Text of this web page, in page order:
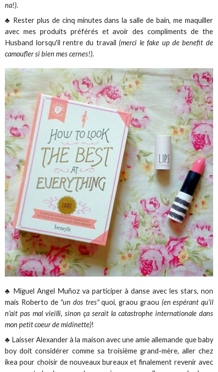
na!).
♣ Rester plus de cinq minutes dans la salle de bain, me maquiller
avec mes produits préférés et avoir des compliments de the
Husband lorsqu'il rentre du travail (merci le fake up de benefit de
camoufler si bien mes cernes!).
♣ Miguel Angel Muñoz va participer à danse avec les stars, non
mais Roberto de "un dos tres"quoi, graou graou (en espérant qu'il
n'ait pas mal vieilli, sinon ça serait la catastrophe internationale dans
mon petit coeur de midinette)!
♣ Laisser Alexander à la maison avec une amie allemande que baby
boy doit considérer comme sa troisième grand-mère, aller chez
ikea pour choisir de nouveaux bureaux et finalement revenir avec